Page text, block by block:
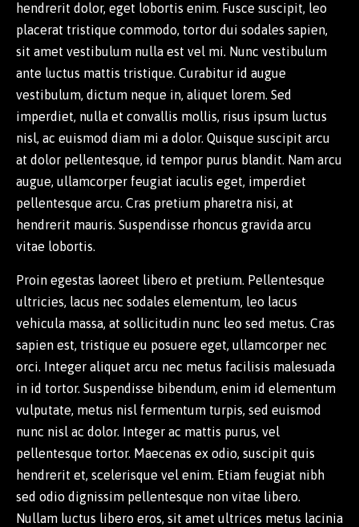
hendrerit dolor, eget lobortis enim. Fusce suscipit, leo
placerat tristique commodo, tortor dui sodales sapien,
sit amet vestibulum nulla est vel mi. Nunc vestibulum
ante luctus mattis tristique. Curabitur id augue
vestibulum, dictum neque in, aliquet lorem. Sed
imperdiet, nulla et convallis mollis, risus ipsum luctus
nisl, ac euismod diam mi a dolor. Quisque suscipit arcu
at dolor pellentesque, id tempor purus blandit. Nam arcu
augue, ullamcorper feugiat iaculis eget, imperdiet
pellentesque arcu. Cras pretium pharetra nisi, at
hendrerit mauris. Suspendisse rhoncus gravida arcu
vitae lobortis.
Proin egestas laoreet libero et pretium. Pellentesque
ultricies, lacus nec sodales elementum, leo lacus
vehicula massa, at sollicitudin nunc leo sed metus. Cras
sapien est, tristique eu posuere eget, ullamcorper nec
orci. Integer aliquet arcu nec metus facilisis malesuada
in id tortor. Suspendisse bibendum, enim id elementum
vulputate, metus nisl fermentum turpis, sed euismod
nunc nisl ac dolor. Integer ac mattis purus, vel
pellentesque tortor. Maecenas ex odio, suscipit quis
hendrerit et, scelerisque vel enim. Etiam feugiat nibh
sed odio dignissim pellentesque non vitae libero.
Nullam luctus libero eros, sit amet ultrices metus lacinia